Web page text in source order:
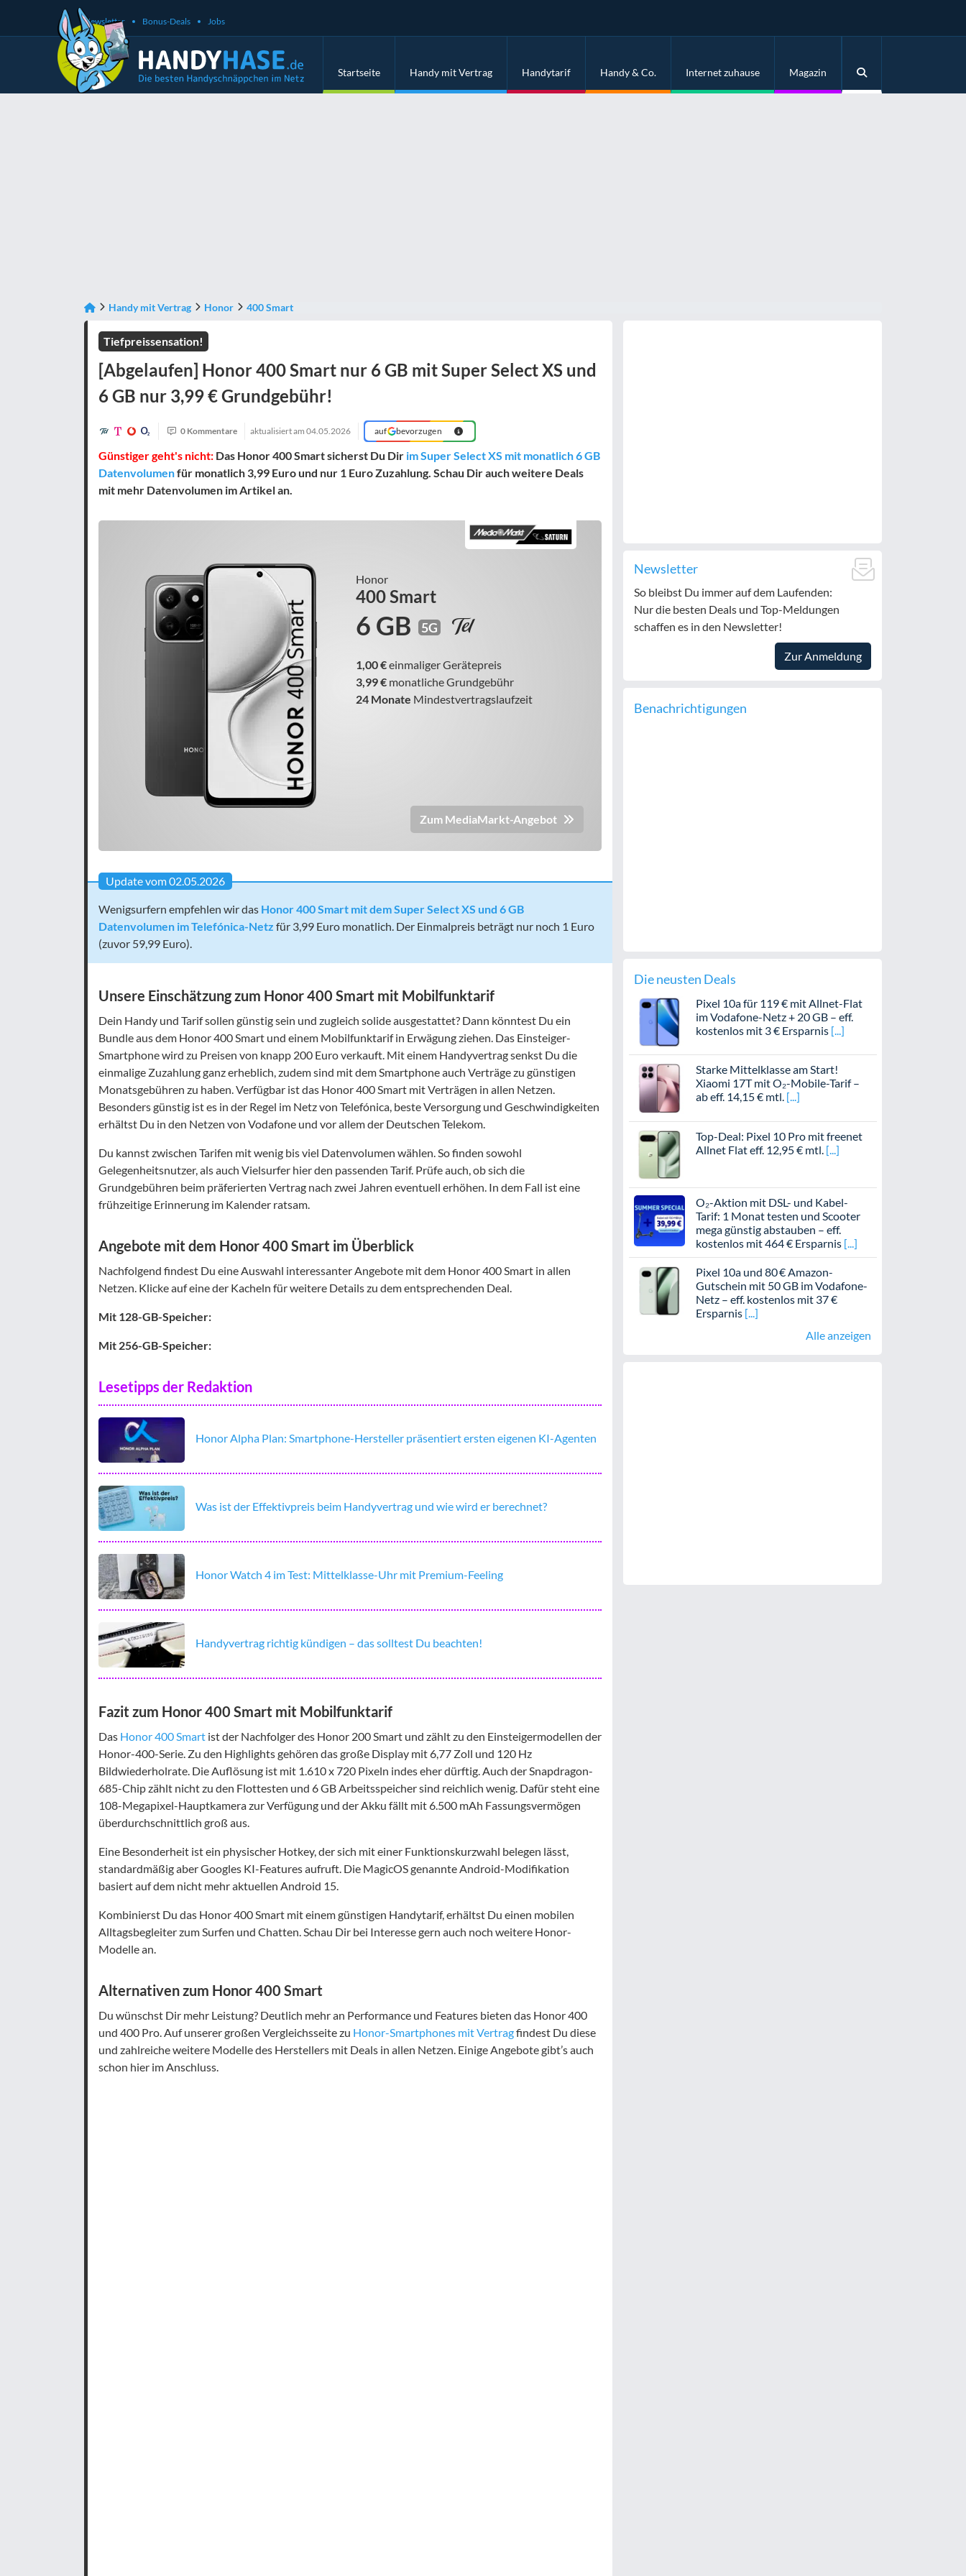
Newsletter Bonus-Deals Jobs
Startseite Handy mit Vertrag Handytarif Handy & Co. Internet zuhause Magazin
Handy mit Vertrag Honor 400 Smart
Tiefpreissensation!
[Abgelaufen] Honor 400 Smart nur 6 GB mit Super Select XS und
6 GB nur 3,99 € Grundgebühr!
0 Kommentare aktualisiert am04.05.2026 auf bevorzugen
Günstiger geht's nicht: Das Honor 400 Smart sicherst Du Dir im Super Select XS mit monatlich 6 GB
Datenvolumenfür monatlich 3,99 Euro und nur 1 Euro Zuzahlung. Schau Dir auch weitere Deals
mit mehr Datenvolumen im Artikel an.
Honor
400 Smart
6 GB 5G
1,00 €einmaliger Gerätepreis
3,99 € monatliche Grundgebühr
24 Monate Mindestvertragslaufzeit
Zum MediaMarkt-Angebot
Update vom 02.05.2026
Wenigsurfern empfehlen wir das Honor 400 Smart mit dem Super Select XS und 6 GB
Datenvolumen im Telefónica-Netz für 3,99 Euro monatlich. Der Einmalpreis beträgt nur noch 1 Euro
(zuvor 59,99 Euro).
Unsere Einschätzung zum Honor 400 Smart mit Mobilfunktarif
Dein Handy und Tarif sollen günstig sein und zugleich solide ausgestattet? Dann könntest Du ein
Bundle aus dem Honor 400 Smart und einem Mobilfunktarif in Erwägung ziehen. Das Einsteiger-
Smartphone wird zu Preisen von knapp 200 Euro verkauft. Mit einem Handyvertrag senkst Du die
einmalige Zuzahlung ganz erheblich, zudem sind mit dem Smartphone auch Verträge zu günstigen
Monatsgebühren zu haben. Verfügbar ist das Honor 400 Smart mit Verträgen in allen Netzen.
Besonders günstig ist es in der Regel im Netz von Telefónica, beste Versorgung und Geschwindigkeiten
erhältst Du in den Netzen von Vodafone und vor allem der Deutschen Telekom.
Du kannst zwischen Tarifen mit wenig bis viel Datenvolumen wählen. So finden sowohl
Gelegenheitsnutzer, als auch Vielsurfer hier den passenden Tarif. Prüfe auch, ob sich die
Grundgebühren beim präferierten Vertrag nach zwei Jahren eventuell erhöhen. In dem Fall ist eine
frühzeitige Erinnerung im Kalender ratsam.
Angebote mit dem Honor 400 Smart im Überblick
Nachfolgend findest Du eine Auswahl interessanter Angebote mit dem Honor 400 Smart in allen
Netzen. Klicke auf eine der Kacheln für weitere Details zu dem entsprechenden Deal.
Mit 128-GB-Speicher:
Mit 256-GB-Speicher:
Lesetipps der Redaktion
Honor Alpha Plan: Smartphone-Hersteller präsentiert ersten eigenen KI-Agenten
Was ist der Effektivpreis beim Handyvertrag und wie wird er berechnet?
Honor Watch 4 im Test: Mittelklasse-Uhr mit Premium-Feeling
Handyvertrag richtig kündigen – das solltest Du beachten!
Fazit zum Honor 400 Smart mit Mobilfunktarif
Das Honor 400 Smart ist der Nachfolger des Honor 200 Smart und zählt zu den Einsteigermodellen der
Honor-400-Serie. Zu den Highlights gehören das große Display mit 6,77 Zoll und 120 Hz
Bildwiederholrate. Die Auflösung ist mit 1.610 x 720 Pixeln indes eher dürftig. Auch der Snapdragon-
685-Chip zählt nicht zu den Flottesten und 6 GB Arbeitsspeicher sind reichlich wenig. Dafür steht eine
108-Megapixel-Hauptkamera zur Verfügung und der Akku fällt mit 6.500 mAh Fassungsvermögen
überdurchschnittlich groß aus.
Eine Besonderheit ist ein physischer Hotkey, der sich mit einer Funktionskurzwahl belegen lässt,
standardmäßig aber Googles KI-Features aufruft. Die MagicOS genannte Android-Modifikation
basiert auf dem nicht mehr aktuellen Android 15.
Kombinierst Du das Honor 400 Smart mit einem günstigen Handytarif, erhältst Du einen mobilen
Alltagsbegleiter zum Surfen und Chatten. Schau Dir bei Interesse gern auch noch weitere Honor-
Modelle an.
Alternativen zum Honor 400 Smart
Du wünschst Dir mehr Leistung? Deutlich mehr an Performance und Features bieten das Honor 400
und 400 Pro. Auf unserer großen Vergleichsseite zu Honor-Smartphones mit Vertragfindest Du diese
und zahlreiche weitere Modelle des Herstellers mit Deals in allen Netzen. Einige Angebote gibt’s auch
schon hier im Anschluss.
Newsletter
So bleibst Du immer auf dem Laufenden:
Nur die besten Deals und Top-Meldungen
schaffen es in den Newsletter!
Zur Anmeldung
Benachrichtigungen
Die neusten Deals
Pixel 10a für 119 € mit Allnet-Flat
im Vodafone-Netz + 20 GB – eff.
kostenlos mit 3 € Ersparnis
Starke Mittelklasse am Start!
Xiaomi 17T mit O₂-Mobile-Tarif –
ab eff. 14,15 € mtl.
Top-Deal: Pixel 10 Pro mit freenet
Allnet Flat eff. 12,95 € mtl.
O₂-Aktion mit DSL- und Kabel-
Tarif: 1 Monat testen und Scooter
mega günstig abstauben – eff.
kostenlos mit 464 € Ersparnis
Pixel 10a und 80 € Amazon-
Gutschein mit 50 GB im Vodafone-
Netz – eff. kostenlos mit 37 €
Ersparnis
Alle anzeigen